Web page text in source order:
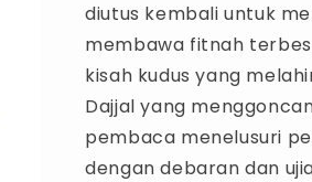
diutus kembali untuk
membawa fitnah
kisah kudus yang
Dajjal yang
pembaca menelusuri
dengan debaran dan